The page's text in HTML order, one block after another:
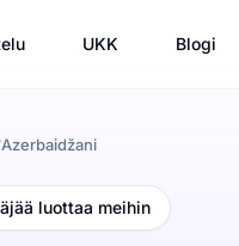
UKK Blogi
Azerbaidžani
luottaa meihin